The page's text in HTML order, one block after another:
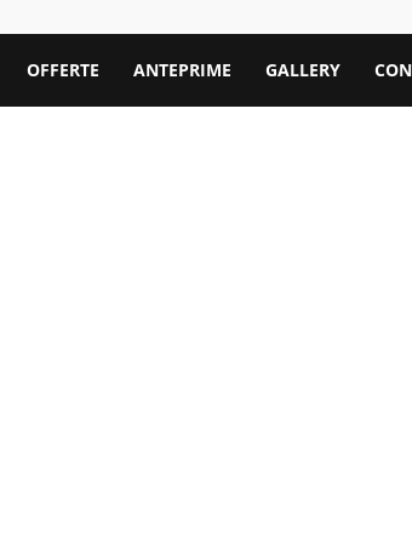
OFFERTE ANTEPRIME GALLERY